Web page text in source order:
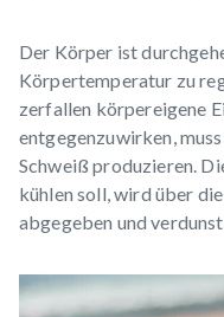
Der Körper ist
Körpertemperatur zu
zerfallen körpereigene
entgegenzuwirken,
Schweiß produzieren.
kühlen soll, wird über
abgegeben und